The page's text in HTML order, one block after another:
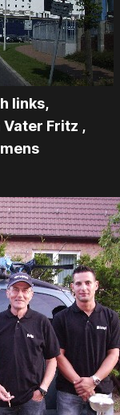
links,
Fritz ,